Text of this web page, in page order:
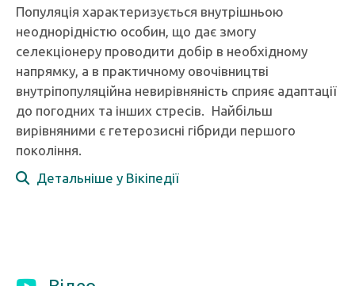
Популяція характеризується внутрішньою
неоднорідністю особин, що дає змогу
селекціонеру проводити добір в необхідному
напрямку, а в практичному овочівництві
внутріпопуляційна невирівняність сприяє адаптації
до погодних та інших стресів. Найбільш
вирівняними є гетерозисні гібриди першого
покоління.
Детальніше у Вікіпедії